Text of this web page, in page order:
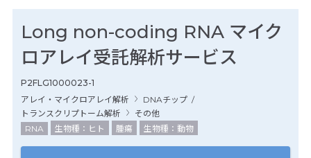
Long non-coding RNA マイク
ロアレイ受託解析サービス
P2FLG1000023-1
アレイ・マイクロアレイ解析
DNAチップ /
トランスクリプトーム解析
その他
RNA
生物種：ヒト 腫瘍 生物種：動物